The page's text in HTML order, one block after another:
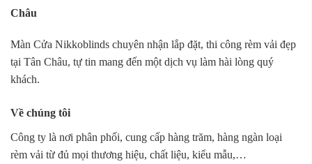
Châu
Màn Cửa Nikkoblinds chuyên nhận lắp đặt, thi công rèm vải đẹp
tại Tân Châu, tự tin mang đến một dịch vụ làm hài lòng quý
khách.
Về chúng tôi
Công ty là nơi phân phối, cung cấp hàng trăm, hàng ngàn loại
rèm vải từ đủ mọi thương hiệu, chất liệu, kiểu mẫu,…